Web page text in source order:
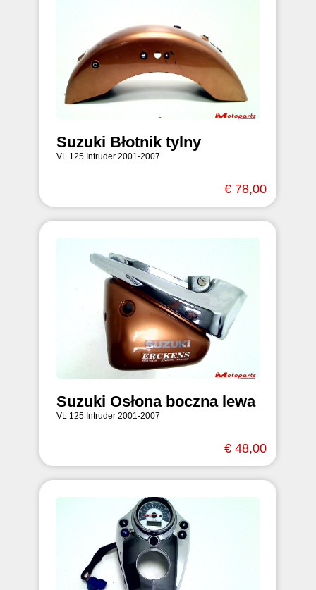
Suzuki Błotnik tylny
VL 125 Intruder 2001-2007
€ 78,00
Suzuki Osłona boczna lewa
VL 125 Intruder 2001-2007
€ 48,00